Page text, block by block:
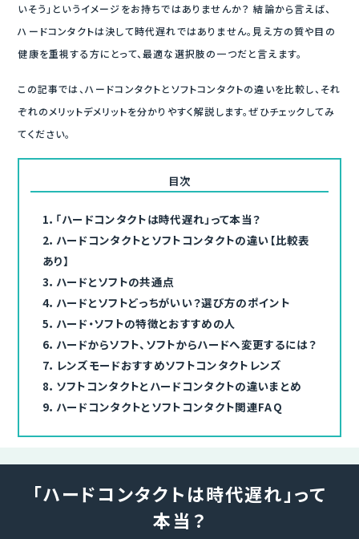
いそう」というイメージをお持ちではありませんか？ 結論から言えば、
ハードコンタクトは決して時代遅れではありません。見え方の質や目の
健康を重視する方にとって、最適な選択肢の一つだと言えます。
この記事では、ハードコンタクトとソフトコンタクトの違いを比較し、それ
ぞれのメリットデメリットを分かりやすく解説します。ぜひチェックしてみ
てください。
目次
1． 「ハードコンタクトは時代遅れ」って本当？
2． ハードコンタクトとソフトコンタクトの違い【比較表
あり】
3． ハードとソフトの共通点
4． ハードとソフトどっちがいい？選び方のポイント
5． ハード・ソフトの特徴とおすすめの人
6． ハードからソフト、ソフトからハードへ変更するには？
7． レンズモードおすすめソフトコンタクトレンズ
8． ソフトコンタクトとハードコンタクトの違いまとめ
9． ハードコンタクトとソフトコンタクト関連FAQ
「ハードコンタクトは時代遅れ」って
本当？